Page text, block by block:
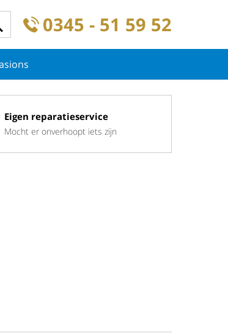
0345 - 51 59 52
Eigen reparatieservice
Mocht er onverhoopt iets zijn